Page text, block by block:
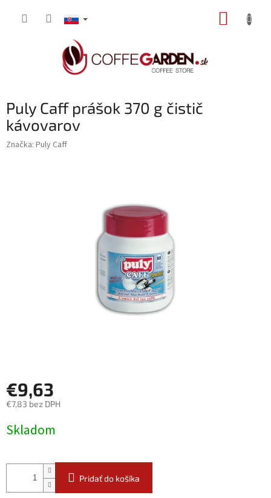
Puly Caff prášok 370 g čistič
kávovarov
Značka: Puly Caff
€9,63
€7,83 bez DPH
cena:
Skladom
Pridať do košíka